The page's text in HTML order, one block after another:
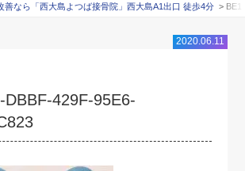
善なら「西大島よつば接骨院」西大島A1出口 徒歩4分
2020.06.11